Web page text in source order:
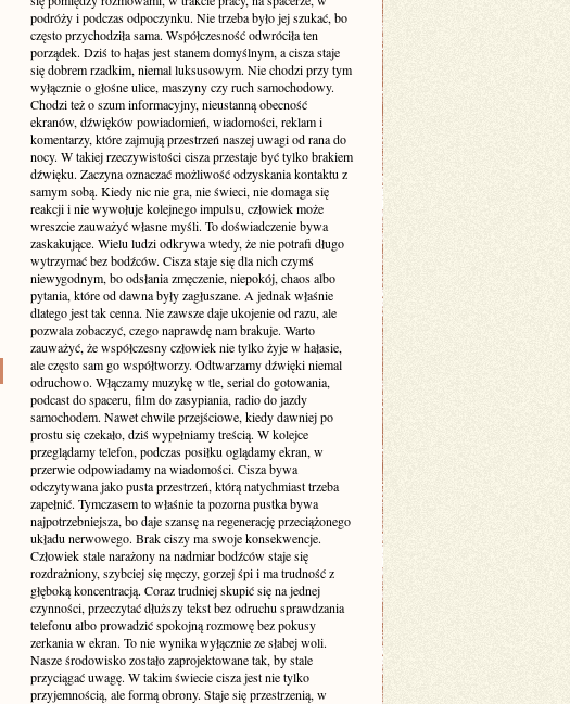
podróży i podczas odpoczynku. Nie trzeba było jej szukać, bo
często przychodziła sama. Współczesność odwróciła ten
porządek. Dziś to hałas jest stanem domyślnym, a cisza staje
się dobrem rzadkim, niemal luksusowym. Nie chodzi przy tym
wyłącznie o głośne ulice, maszyny czy ruch samochodowy.
Chodzi też o szum informacyjny, nieustanną obecność
ekranów, dźwięków powiadomień, wiadomości, reklam i
komentarzy, które zajmują przestrzeń naszej uwagi od rana do
nocy. W takiej rzeczywistości cisza przestaje być tylko brakiem
dźwięku. Zaczyna oznaczać możliwość odzyskania kontaktu z
samym sobą. Kiedy nic nie gra, nie świeci, nie domaga się
reakcji i nie wywołuje kolejnego impulsu, człowiek może
wreszcie zauważyć własne myśli. To doświadczenie bywa
zaskakujące. Wielu ludzi odkrywa wtedy, że nie potrafi długo
wytrzymać bez bodźców. Cisza staje się dla nich czymś
niewygodnym, bo odsłania zmęczenie, niepokój, chaos albo
pytania, które od dawna były zagłuszane. A jednak właśnie
dlatego jest tak cenna. Nie zawsze daje ukojenie od razu, ale
pozwala zobaczyć, czego naprawdę nam brakuje. Warto
zauważyć, że współczesny człowiek nie tylko żyje w hałasie,
ale często sam go współtworzy. Odtwarzamy dźwięki niemal
odruchowo. Włączamy muzykę w tle, serial do gotowania,
podcast do spaceru, film do zasypiania, radio do jazdy
samochodem. Nawet chwile przejściowe, kiedy dawniej po
prostu się czekało, dziś wypełniamy treścią. W kolejce
przeglądamy telefon, podczas posiłku oglądamy ekran, w
przerwie odpowiadamy na wiadomości. Cisza bywa
odczytywana jako pusta przestrzeń, którą natychmiast trzeba
zapełnić. Tymczasem to właśnie ta pozorna pustka bywa
najpotrzebniejsza, bo daje szansę na regenerację przeciążonego
układu nerwowego. Brak ciszy ma swoje konsekwencje.
Człowiek stale narażony na nadmiar bodźców staje się
rozdrażniony, szybciej się męczy, gorzej śpi i ma trudność z
głęboką koncentracją. Coraz trudniej skupić się na jednej
czynności, przeczytać dłuższy tekst bez odruchu sprawdzania
telefonu albo prowadzić spokojną rozmowę bez pokusy
zerkania w ekran. To nie wynika wyłącznie ze słabej woli.
Nasze środowisko zostało zaprojektowane tak, by stale
przyciągać uwagę. W takim świecie cisza jest nie tylko
przyjemnością, ale formą obrony. Staje się przestrzenią, w